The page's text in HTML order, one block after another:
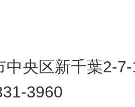
中央区新千葉2-
3960